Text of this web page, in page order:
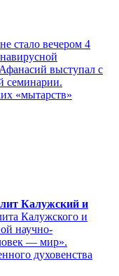
стало вечером 4
выступал с
семинарии.
«мытарств»
Калужский и
Калужского и
научно-
— мир».
духовенства